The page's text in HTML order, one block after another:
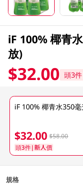
iF 100% 椰青
放)
$32.00 頭3
$32.00 $58.00
頭3件|新人價
規格